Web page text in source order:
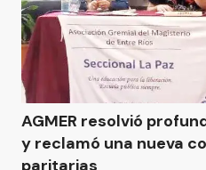
AGMER resolvió
y reclamó una nueva
paritarias